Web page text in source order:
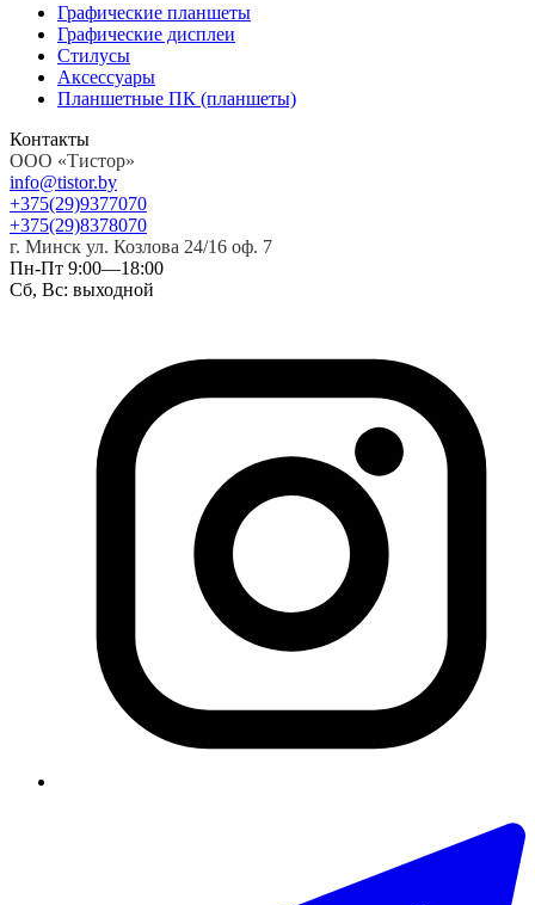
Графические планшеты
Графические дисплеи
Стилусы
Аксессуары
Планшетные ПК (планшеты)
Контакты
ООО «Тистор»
info@tistor.by
+375(29)9377070
+375(29)8378070
г. Минск ул. Козлова 24/16 оф. 7
Пн-Пт 9:00—18:00
Сб, Вс: выходной